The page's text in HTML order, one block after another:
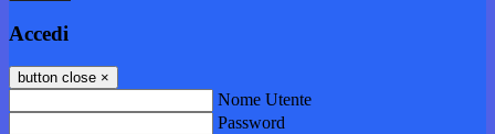
Accedi
button close ×
Nome Utente
Password